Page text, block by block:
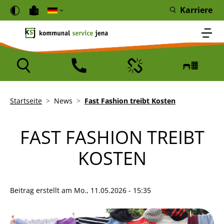
Direkt zum Inhalt Karriere
Icon Icon Icon Icon
Pfadnavigation
Startseite News Fast Fashion treibt Kosten
FAST FASHION TREIBT
KOSTEN
Beitrag erstellt am Mo., 11.05.2026 - 15:35
Bild
Cookie-Einstellungen